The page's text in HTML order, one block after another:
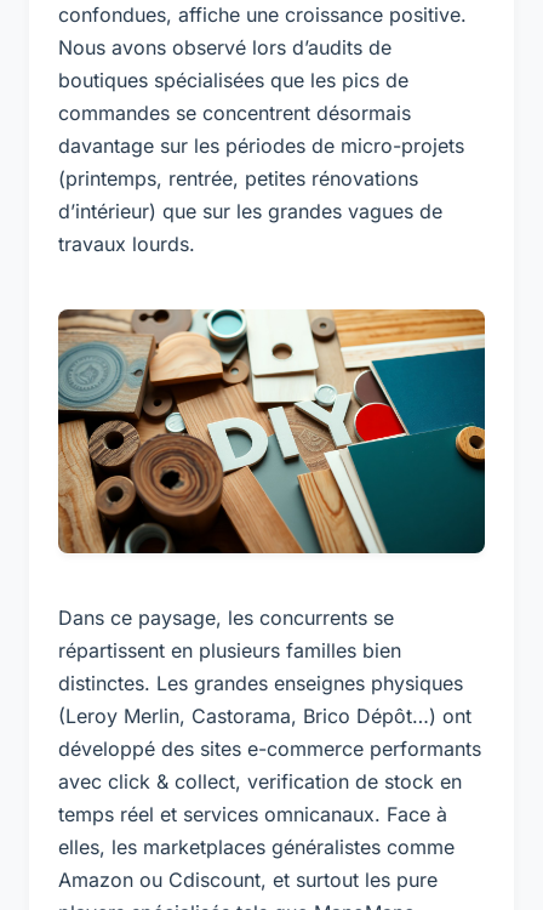
confondues, affiche une croissance positive.
Nous avons observé lors d’audits de
boutiques spécialisées que les pics de
commandes se concentrent désormais
davantage sur les périodes de micro-projets
(printemps, rentrée, petites rénovations
d’intérieur) que sur les grandes vagues de
travaux lourds.
Dans ce paysage, les concurrents se
répartissent en plusieurs familles bien
distinctes. Les grandes enseignes physiques
(Leroy Merlin, Castorama, Brico Dépôt…) ont
développé des sites e-commerce performants
avec click & collect, verification de stock en
temps réel et services omnicanaux. Face à
elles, les marketplaces généralistes comme
Amazon ou Cdiscount, et surtout les pure